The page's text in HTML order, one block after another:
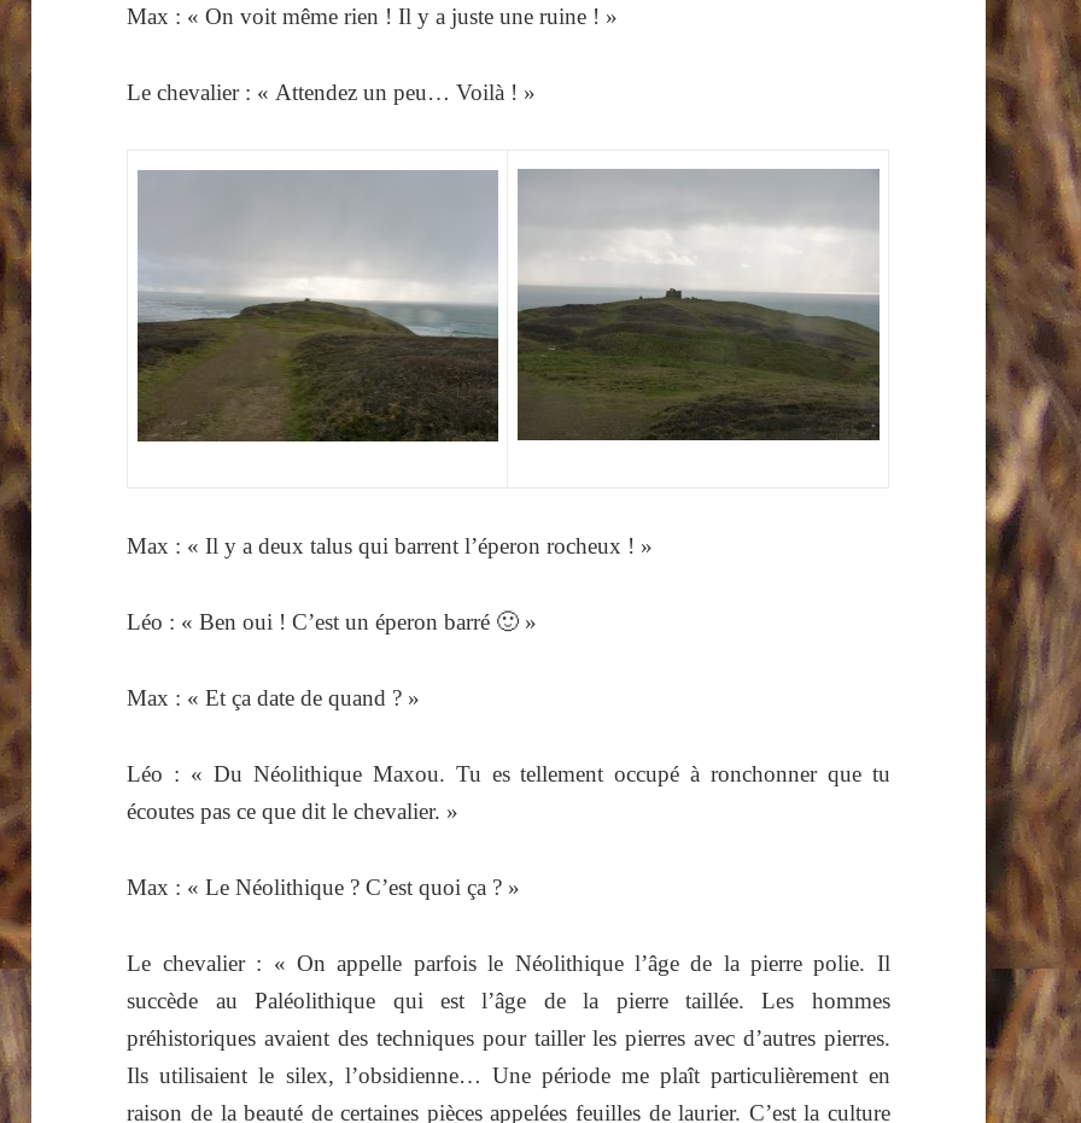
Max : « On voit même rien ! Il y a juste une ruine ! »
Le chevalier : « Attendez un peu… Voilà ! »
Max : « Il y a deux talus qui barrent l’éperon rocheux ! »
Léo : « Ben oui ! C’est un éperon barré 🙂 »
Max : « Et ça date de quand ? »
Léo : « Du Néolithique Maxou. Tu es tellement occupé à ronchonner que tu
écoutes pas ce que dit le chevalier. »
Max : « Le Néolithique ? C’est quoi ça ? »
Le chevalier : « On appelle parfois le Néolithique l’âge de la pierre polie. Il
succède au Paléolithique qui est l’âge de la pierre taillée. Les hommes
préhistoriques avaient des techniques pour tailler les pierres avec d’autres pierres.
Ils utilisaient le silex, l’obsidienne… Une période me plaît particulièrement en
raison de la beauté de certaines pièces appelées feuilles de laurier. C’est la culture